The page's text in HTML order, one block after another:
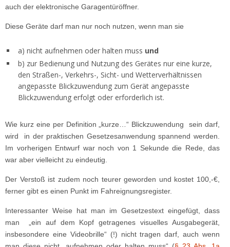
auch der elektronische Garagentüröffner.
Diese Geräte darf man nur noch nutzen, wenn man sie
a) nicht aufnehmen oder halten muss und
b) zur Bedienung und Nutzung des Gerätes nur eine kurze,
den Straßen-, Verkehrs-, Sicht- und Wetterverhältnissen
angepasste Blickzuwendung zum Gerät angepasste
Blickzuwendung erfolgt oder erforderlich ist.
Wie kurz eine per Definition „kurze…“ Blickzuwendung sein darf,
wird in der praktischen Gesetzesanwendung spannend werden.
Im vorherigen Entwurf war noch von 1 Sekunde die Rede, das
war aber vielleicht zu eindeutig.
Der Verstoß ist zudem noch teurer geworden und kostet 100,-€,
ferner gibt es einen Punkt im Fahreignungsregister.
Interessanter Weise hat man im Gesetzestext eingefügt, dass
man „ein auf dem Kopf getragenes visuelles Ausgabegerät,
insbesondere eine Videobrille“ (!) nicht tragen darf, auch wenn